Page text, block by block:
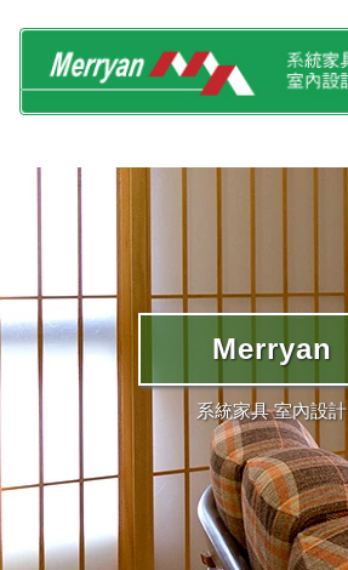
Merryan
系統家具 室內設計